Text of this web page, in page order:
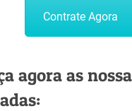
Contrate Agora
agora as